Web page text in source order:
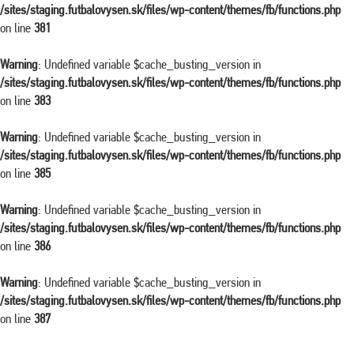
/sites/staging.futbalovysen.sk/files/wp-content/themes/fb/functions.php
on line 381
Warning: Undefined variable $cache_busting_version in
/sites/staging.futbalovysen.sk/files/wp-content/themes/fb/functions.php
on line 383
Warning: Undefined variable $cache_busting_version in
/sites/staging.futbalovysen.sk/files/wp-content/themes/fb/functions.php
on line 385
Warning: Undefined variable $cache_busting_version in
/sites/staging.futbalovysen.sk/files/wp-content/themes/fb/functions.php
on line 386
Warning: Undefined variable $cache_busting_version in
/sites/staging.futbalovysen.sk/files/wp-content/themes/fb/functions.php
on line 387